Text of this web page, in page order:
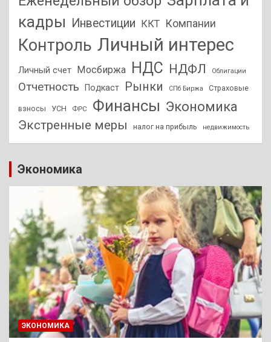
кадры
Инвестиции ККТ Компании
Контроль Личный интерес
Личный счет Мосбиржа НДС НДФЛ Облигации
Отчетность Подкаст Рынки СПб Биржа Страховые
взносы УСН ФРС Финансы Экономика
Экстренные меры налог на прибыль недвижимость
Экономика
ЭКОНОМИКА